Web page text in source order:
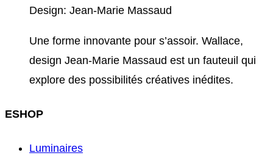
Design: Jean-Marie Massaud
Une forme innovante pour s’assoir. Wallace,
design Jean-Marie Massaud est un fauteuil qui
explore des possibilités créatives inédites.
ESHOP
Luminaires